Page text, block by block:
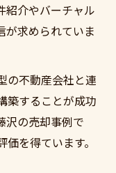
紹介やバーチャル
が求められていま
の不動産会社と連
築することが成功
沢の売却事例で
を得ています。